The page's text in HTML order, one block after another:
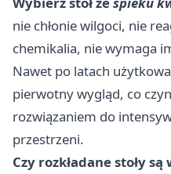
nie chłonie wilgoci, nie
chemikalia, nie wymaga
Nawet po latach
pierwotny wygląd, co
rozwiązaniem do
przestrzeni.
Czy rozkładane stoły